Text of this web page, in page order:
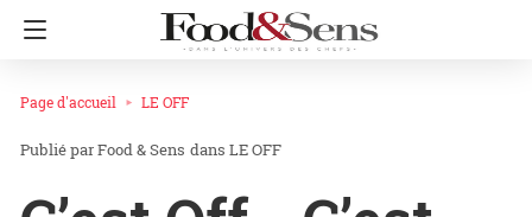
Page d'accueil LE OFF
Food & Sens dans LE OFF